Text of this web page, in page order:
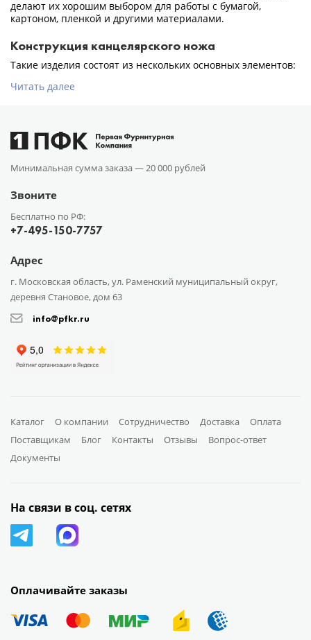
делают их хорошим выбором для работы с бумагой,
картоном, пленкой и другими материалами.
Конструкция канцелярского ножа
Такие изделия состоят из нескольких основных элементов:
Читать далее
Минимальная сумма заказа — 20 000 рублей
Звоните
Бесплатно по РФ:
+7-495-150-7757
Адрес
г. Московская область, ул. Раменский муниципальный округ,
деревня Становое, дом 63
info@pfkr.ru
Каталог О компании Сотрудничество Доставка
Оплата
Поставщикам
Блог Контакты Отзывы
Вопрос-ответ
Документы
Оплачивайте заказы
На связи в соц. сетях